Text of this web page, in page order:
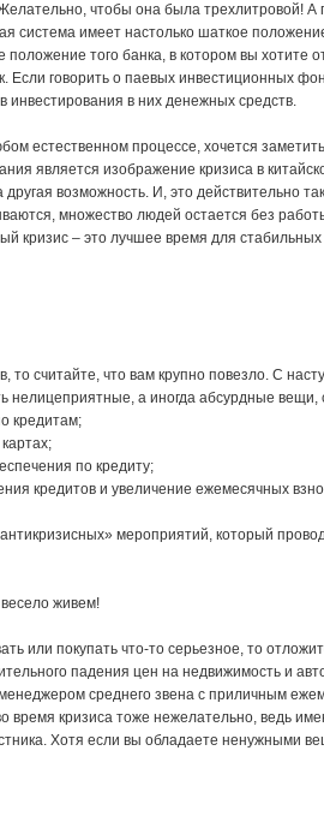
чтобы она была трехлитровой!
система имеет настолько шаткое
того банка, в котором вы хотите
говорить о паевых инвестиционных
инвестирования в них денежных средств.
естественном процессе, хочется
является изображение кризиса в
другая возможность. И, это действительно
множество людей остается без
кризис – это лучшее время для
то считайте, что вам крупно повезло. С
нелицеприятные, а иногда абсурдные вещи,
кредитам;
по кредиту;
кредитов и увеличение ежемесячных
мероприятий, который
живем!
или покупать что-то серьезное, то
падения цен на недвижимость и
среднего звена с приличным
время кризиса тоже нежелательно, ведь
Хотя если вы обладаете ненужными